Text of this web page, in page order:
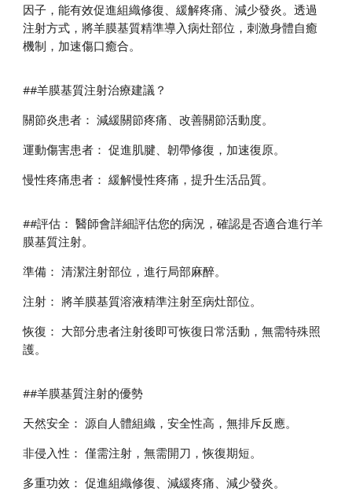
因子，能有效促進組織修復、緩解疼痛、減少發炎。透過
注射方式，將羊膜基質精準導入病灶部位，刺激身體自癒
機制，加速傷口癒合。
##羊膜基質注射治療建議？
關節炎患者： 減緩關節疼痛、改善關節活動度。
運動傷害患者： 促進肌腱、韌帶修復，加速復原。
慢性疼痛患者： 緩解慢性疼痛，提升生活品質。
##評估： 醫師會詳細評估您的病況，確認是否適合進行羊
膜基質注射。
準備： 清潔注射部位，進行局部麻醉。
注射： 將羊膜基質溶液精準注射至病灶部位。
恢復： 大部分患者注射後即可恢復日常活動，無需特殊照
護。
##羊膜基質注射的優勢
天然安全： 源自人體組織，安全性高，無排斥反應。
非侵入性： 僅需注射，無需開刀，恢復期短。
多重功效： 促進組織修復、減緩疼痛、減少發炎。